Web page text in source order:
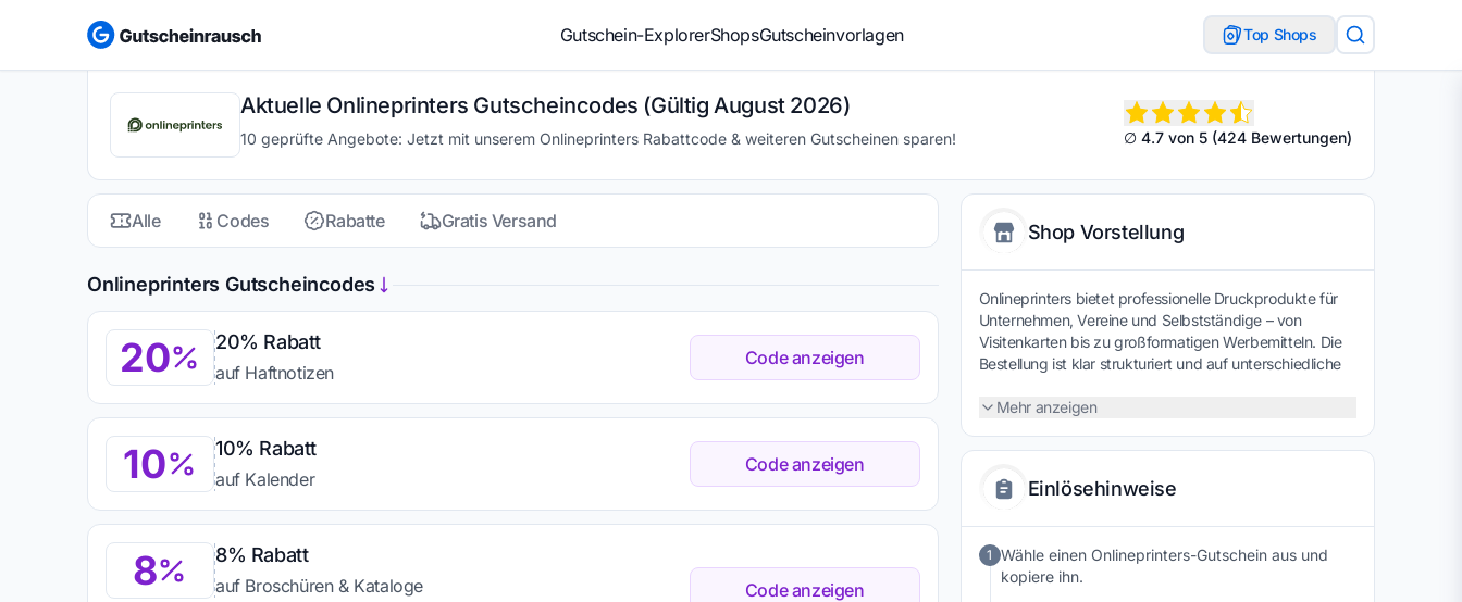
Gutschein-ExplorerShopsGutscheinvorlagen Top Shops
Aktuelle Onlineprinters Gutscheincodes (Gültig August 2026)
10 geprüfte Angebote: Jetzt mit unserem Onlineprinters Rabattcode & weiteren Gutscheinen sparen! ∅ 4.7 von 5 (424 Bewertungen)
Alle Codes Rabatte Gratis Versand
Onlineprinters Gutscheincodes
20 20% Rabatt
auf Haftnotizen
Code anzeigen
10 10% Rabatt
auf Kalender
Code anzeigen
8 8% Rabatt
auf Broschüren & Kataloge Code anzeigen
Shop Vorstellung
Onlineprinters bietet professionelle Druckprodukte für
Unternehmen, Vereine und Selbstständige – von
Visitenkarten bis zu großformatigen Werbemitteln. Die
Bestellung ist klar strukturiert und auf unterschiedliche
sich Produktionskosten etwas senken, sodass
werden können.
Mehr anzeigen
Einlösehinweise
1 Wähle einen Onlineprinters-Gutschein aus und
kopiere ihn.